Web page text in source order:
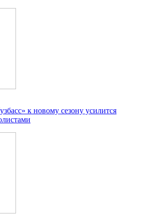
к новому сезону усилится